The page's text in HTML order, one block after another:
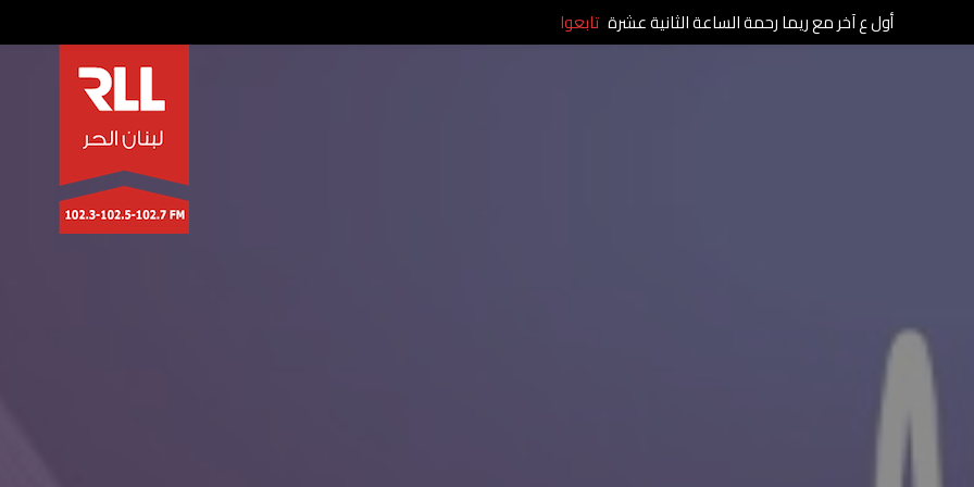
أول ع آخر مع ريما رحمة الساعة الثانية عشرة تابعوا